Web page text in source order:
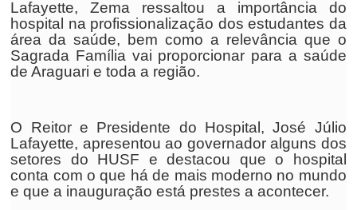
Lafayette, Zema ressaltou a importância do
hospital na profissionalização dos estudantes da
área da saúde, bem como a relevância que o
Sagrada Família vai proporcionar para a saúde
de Araguari e toda a região.
O Reitor e Presidente do Hospital, José Júlio
Lafayette, apresentou ao governador alguns dos
setores do HUSF e destacou que o hospital
conta com o que há de mais moderno no mundo
e que a inauguração está prestes a acontecer.